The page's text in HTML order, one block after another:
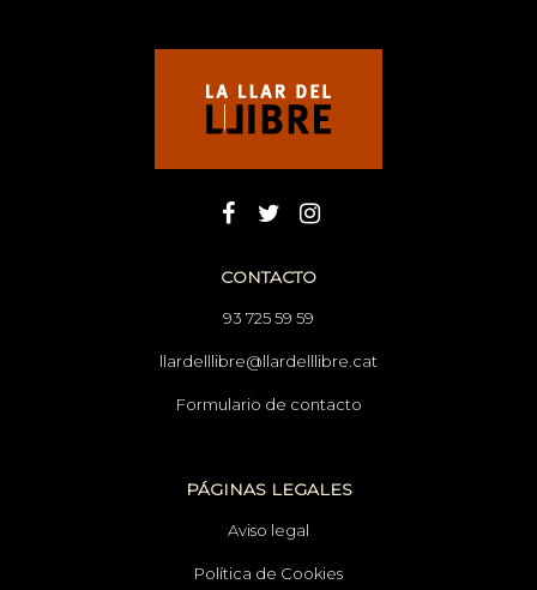
CONTACTO
93 725 59 59
llardelllibre@llardelllibre.cat
Formulario de contacto
PÁGINAS LEGALES
Aviso legal
Política de Cookies